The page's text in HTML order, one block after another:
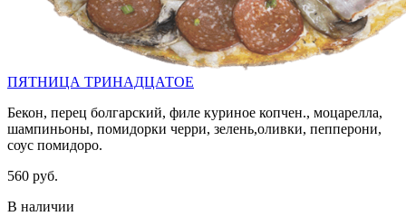
ПЯТНИЦА ТРИНАДЦАТОЕ
Бекон, перец болгарский, филе куриное копчен., моцарелла,
шампиньоны, помидорки черри, зелень,оливки, пепперони,
соус помидоро.
560 руб.
В наличии